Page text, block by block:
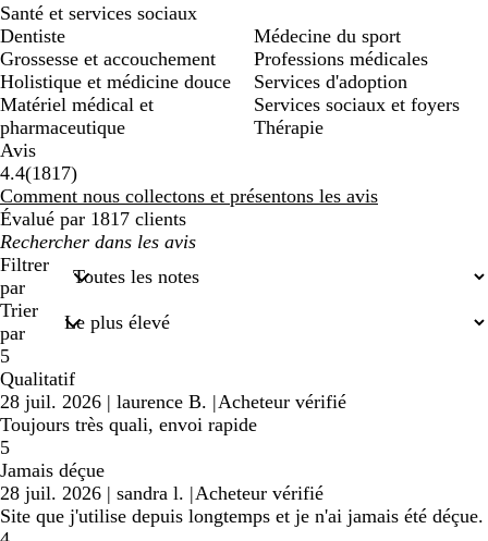
Santé et services sociaux
Dentiste
Grossesse et accouchement
Holistique et médicine douce
Matériel médical et
pharmaceutique
Médecine du sport
Professions médicales
Services d'adoption
Services sociaux et foyers
Thérapie
Avis
4.4(18171817
avis
)
Comment nous collectons et présentons les avis
Évalué par 1817 clients
Mes
recherches
saisies
Filtrer
par
Trier
par
5
Qualitatif
28 juil. 2026 | laurence B. |Acheteur vérifié
Toujours très quali, envoi rapide
5
Jamais déçue
28 juil. 2026 | sandra l. |Acheteur vérifié
Site que j'utilise depuis longtemps et je n'ai jamais été déçue.